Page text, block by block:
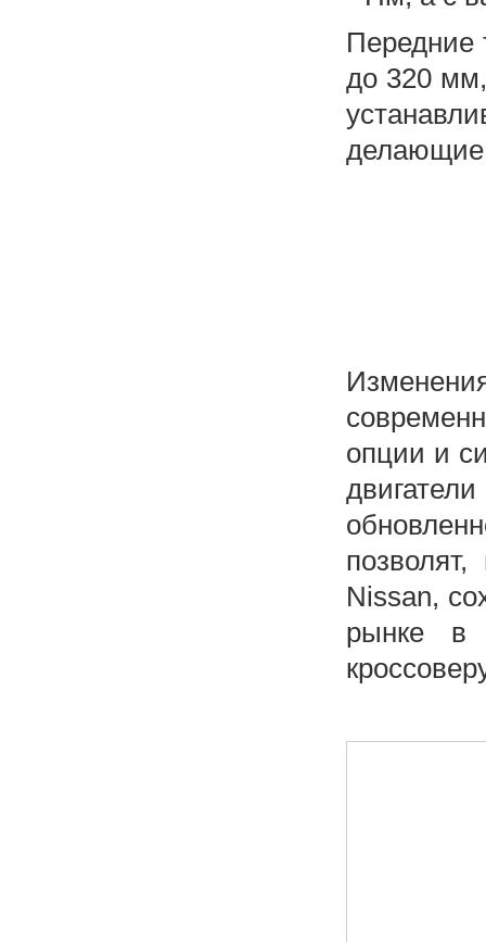
Передние
до 320
делающие
опции и
Nissan,
рынке в